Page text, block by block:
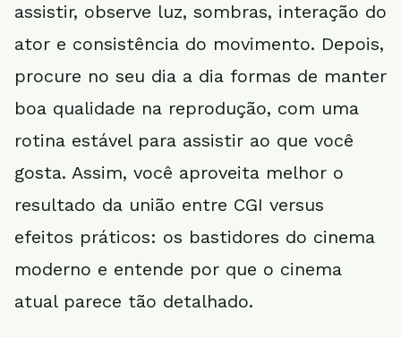
assistir, observe luz, sombras, interação do
ator e consistência do movimento. Depois,
procure no seu dia a dia formas de manter
boa qualidade na reprodução, com uma
rotina estável para assistir ao que você
gosta. Assim, você aproveita melhor o
resultado da união entre CGI versus
efeitos práticos: os bastidores do cinema
moderno e entende por que o cinema
atual parece tão detalhado.